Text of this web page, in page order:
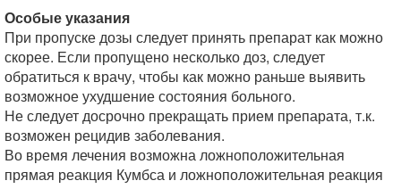
Особые указания
При пропуске дозы следует принять препарат как можно
скорее. Если пропущено несколько доз, следует
обратиться к врачу, чтобы как можно раньше выявить
возможное ухудшение состояния больного.
Не следует досрочно прекращать прием препарата, т.к.
возможен рецидив заболевания.
Во время лечения возможна ложноположительная
прямая реакция Кумбса и ложноположительная реакция